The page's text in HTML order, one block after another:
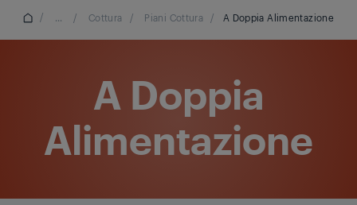
/ ... / Cottura / Piani Cottura / A Doppia Alimentazione
A Doppia
Alimentazione